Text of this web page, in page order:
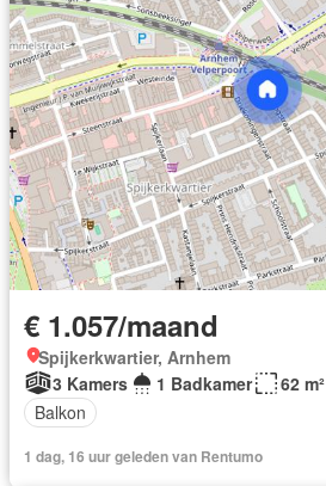
€ 1.057/maand
Spijkerkwartier, Arnhem
3 Kamers
1 Badkamer
62 m²
Balkon
1 dag, 16 uur geleden van Rentumo